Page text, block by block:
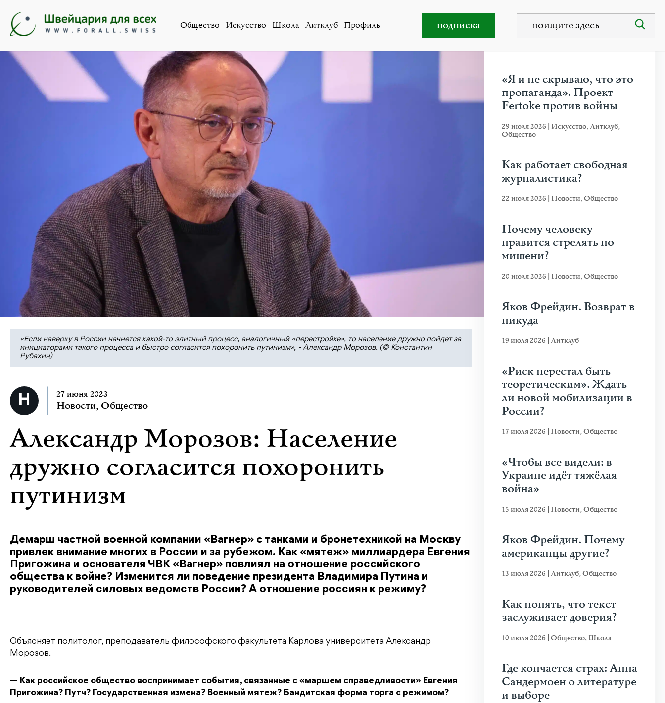
Общество Искусство Школа Литклуб Профиль подписка
Александр Морозов: Население дружно согласится похоронить путинизм
«Если наверху в России начнется какой-то элитный процесс, аналогичный «перестройке», то население дружно пойдет за
инициаторами такого процесса и быстро согласится похоронить путинизм», - Александр Морозов. (© Константин
Рубахин)
27 июня 2023
Новости, Общество
Александр Морозов: Население
дружно согласится похоронить
путинизм
Демарш частной военной компании «Вагнер» с танками и бронетехникой на Москву
привлек внимание многих в России и за рубежом. Как «мятеж» миллиардера Евгения
Пригожина и основателя ЧВК «Вагнер» повлиял на отношение российского
общества к войне? Изменится ли поведение президента Владимира Путина и
руководителей силовых ведомств России? А отношение россиян к режиму?
Объясняет политолог, преподаватель философского факультета Карлова университета Александр
Морозов.
— Как российское общество воспринимает события, связанные с «маршем справедливости» Евгения
Пригожина? Путч? Государственная измена? Военный мятеж? Бандитская форма торга с режимом?
«Я и не скрываю, что это
пропаганда». Проект
Fertoke против войны
29 июля 2026 Искусство,Литклуб,
Общество
Как работает свободная
журналистика?
22 июля 2026 Новости,Общество
Почему человеку
нравится стрелять по
мишени?
20 июля 2026 Новости,Общество
Яков Фрейдин. Возврат в
никуда
19 июля 2026 Литклуб
«Риск перестал быть
теоретическим». Ждать
ли новой мобилизации в
России?
17 июля 2026 Новости,Общество
«Чтобы все видели: в
Украине идёт тяжёлая
война»
15 июля 2026 Новости,Общество
Яков Фрейдин. Почему
американцы другие?
13 июля 2026 Литклуб,Общество
Как понять, что текст
заслуживает доверия?
10 июля 2026 Общество, Школа
Где кончается страх: Анна
Сандермоен о литературе
и выборе